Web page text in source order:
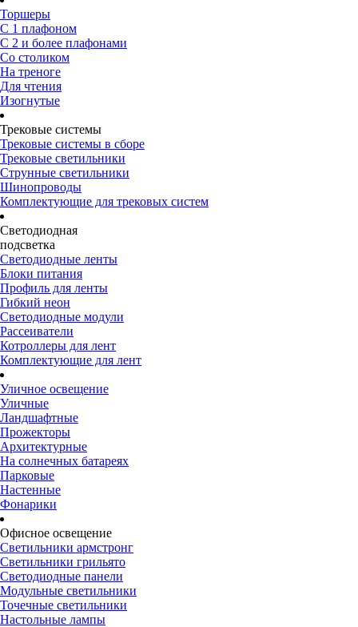
Торшеры
С 1 плафоном
С 2 и более плафонами
Со столиком
На треноге
Для чтения
Изогнутые
Трековые системы
Трековые системы в сборе
Трековые светильники
Струнные светильники
Шинопроводы
Комплектующие для трековых систем
Светодиодная
подсветка
Светодиодные ленты
Блоки питания
Профиль для ленты
Гибкий неон
Светодиодные модули
Рассеиватели
Котроллеры для лент
Комплектующие для лент
Уличное освещение
Уличные
Ландшафтные
Прожекторы
Архитектурные
На солнечных батареях
Парковые
Настенные
Фонарики
Офисное освещение
Светильники армстронг
Светильники грильято
Светодиодные панели
Модульные светильники
Точечные светильники
Настольные лампы